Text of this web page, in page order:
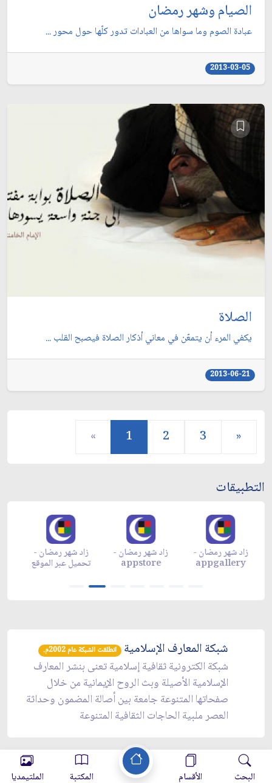
الصيام وشهر رمضان
عبادة الصوم وما سواها من العبادات تدور كلّها حول محور ...
2013-03-05
الصلاة
يكفي المرء أن يتمعّن في معاني أذكار الصلاة فيصبح القلب ...
2013-06-21
« 1 2 3 »
التطبيقات
زاد شهر رمضان -
تحميل عبر الموقع
زاد شهر رمضان -
appstore
زاد شهر رمضان -
appgallery
شبكة المعارف الإسلامية انطلقت الشبكة عام 2002م.
شبكة الكترونية ثقافية إسلامية تعنى بنشر المعارف
الإسلامية الأصيلة وبث الروح الإيمانية من خلال
صفحاتها المتنوعة جامعة بين أصالة المضمون وحداثة
العصر ملبية الحاجات الثقافية المتنوعة
البحث الأقسام المكتبة الملتيمديا